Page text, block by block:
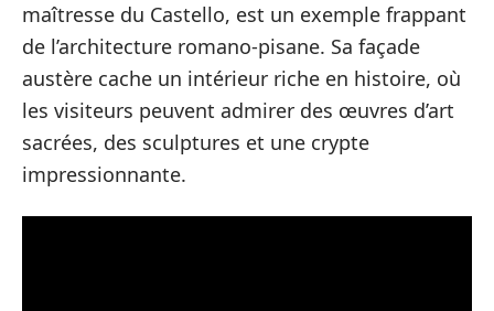
maîtresse du Castello, est un exemple frappant
de l’architecture romano-pisane. Sa façade
austère cache un intérieur riche en histoire, où
les visiteurs peuvent admirer des œuvres d’art
sacrées, des sculptures et une crypte
impressionnante.